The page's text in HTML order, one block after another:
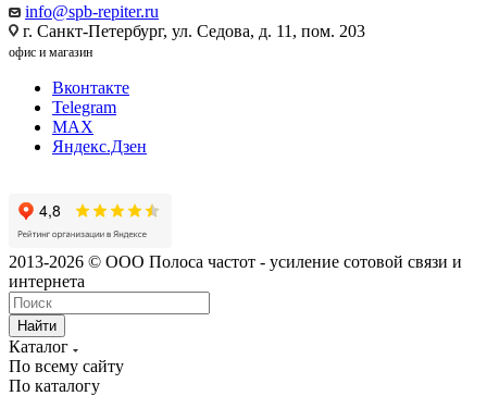
info@spb-repiter.ru
г. Санкт-Петербург, ул. Седова, д. 11, пом. 203
офис и магазин
Вконтакте
Telegram
MAX
Яндекс.Дзен
2013-2026 © ООО Полоса частот - усиление сотовой связи и
интернета
Найти
Каталог
По всему сайту
По каталогу